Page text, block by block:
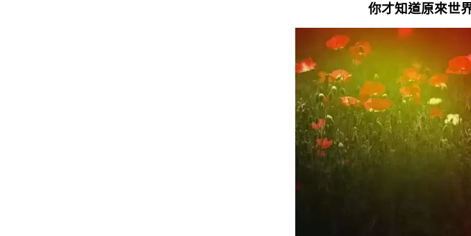
你才知道原來世